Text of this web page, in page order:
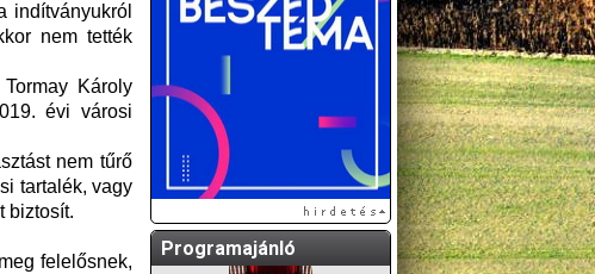
indítványukról
nem tették
Károly
évi városi
nem tűrő
tartalék, vagy
biztosít.
felelősnek,
Programajánló
A GÖDÖLLŐI ÉS
KULTURÁLIS- ÉS
SPORTPROGRAMOKAT
KÖZÖSSÉGI
OLDALUNKON TESSZÜK
KÖZZÉ!